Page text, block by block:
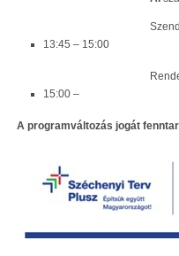
13:45 – 15:00
15:00 ‒
A programváltozás jogát